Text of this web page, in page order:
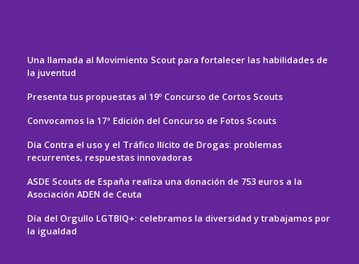
Una llamada al Movimiento Scout para fortalecer las habilidades de
la juventud
Presenta tus propuestas al 19º Concurso de Cortos Scouts
Convocamos la 17ª Edición del Concurso de Fotos Scouts
Día Contra el uso y el Tráfico Ilícito de Drogas: problemas
recurrentes, respuestas innovadoras
ASDE Scouts de España realiza una donación de 753 euros a la
Asociación ADEN de Ceuta
Día del Orgullo LGTBIQ+: celebramos la diversidad y trabajamos por
la igualdad